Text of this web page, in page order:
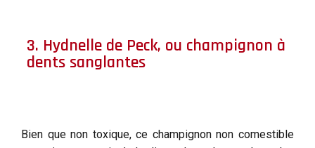
3. Hydnelle de Peck, ou champignon à
dents sanglantes
Bien que non toxique, ce champignon non comestible